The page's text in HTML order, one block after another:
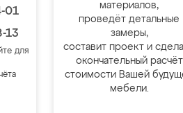
01
13
для
материалов,
проведёт детальные
замеры,
составит проект и
окончательный расчёт
стоимости Вашей
мебели.